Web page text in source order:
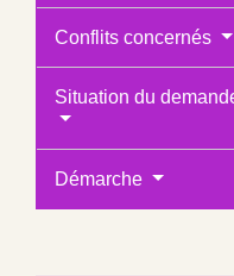
Conflits concernés
Situation du
Démarche